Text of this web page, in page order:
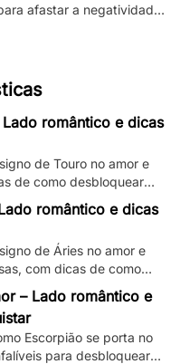
afastar a negatividade
romântico e dicas
de Touro no amor e
de como desbloquear
romântico e dicas
de Áries no amor e
com dicas de como
e ardente lado
– Lado romântico e
Escorpião se porta no
para desbloquear